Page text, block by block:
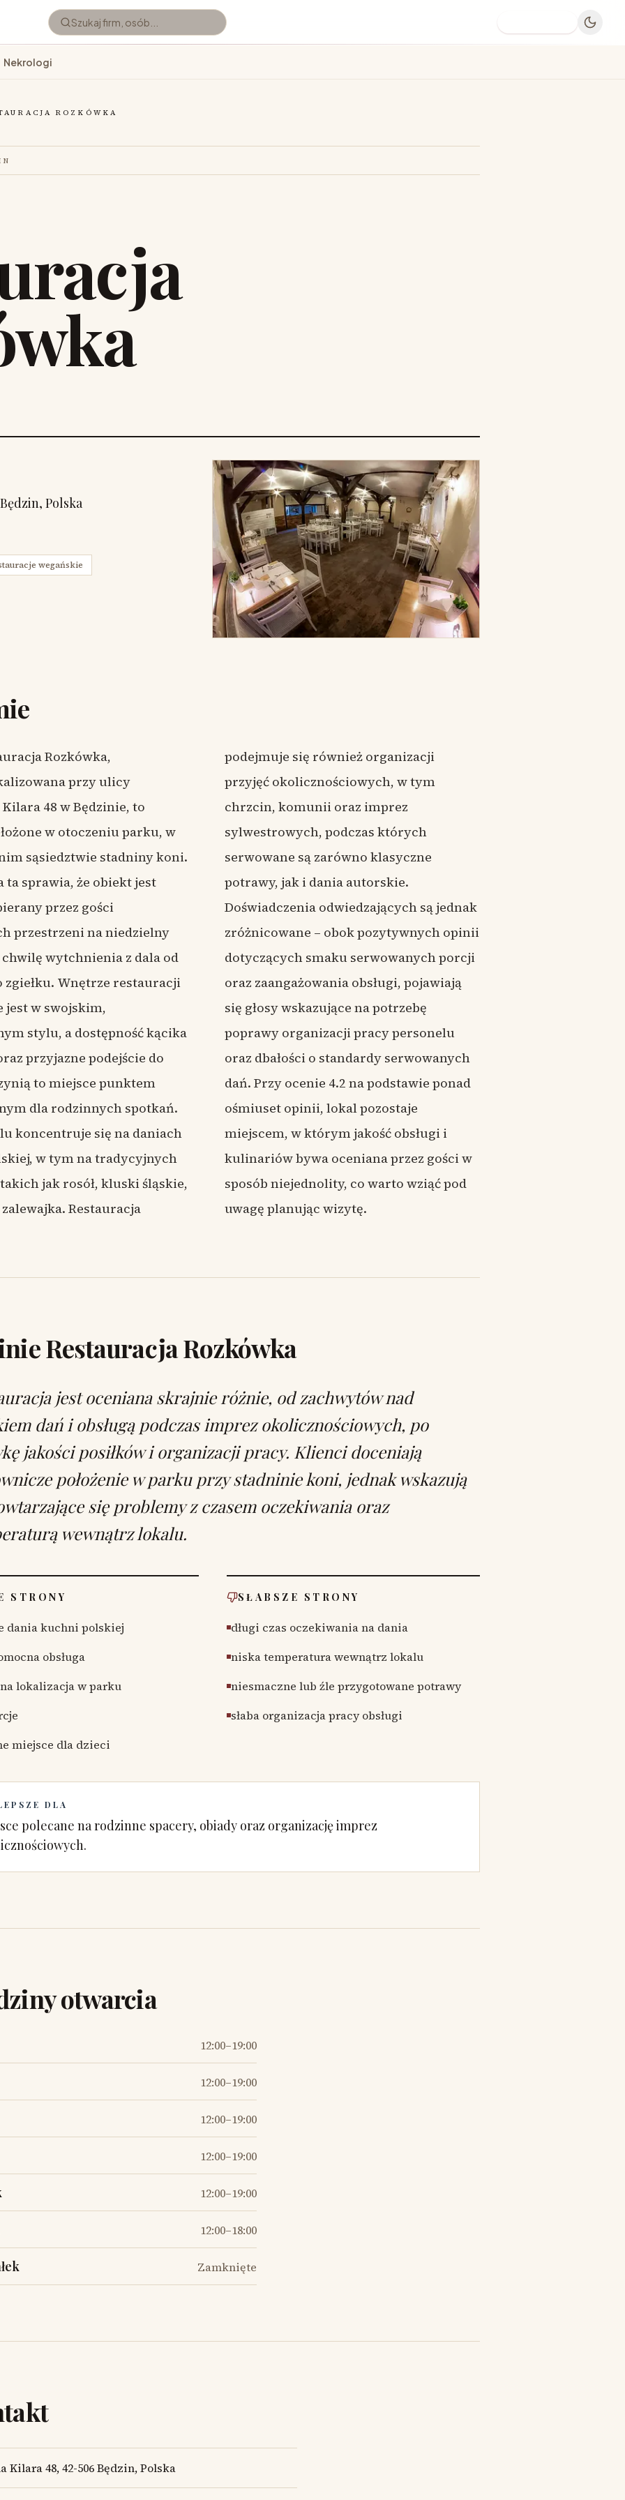
Nekrologi
ROZKÓWKA
Polska
wegańskie
Rozkówka,
przy ulicy
48 w Będzinie, to
w otoczeniu parku, w
sąsiedztwie stadniny koni.
ta sprawia, że obiekt jest
przez gości
przestrzeni na niedzielny
wytchnienia z dala od
zgiełku. Wnętrze restauracji
jest w swojskim,
stylu, a dostępność kącika
przyjazne podejście do
to miejsce punktem
dla rodzinnych spotkań.
koncentruje się na daniach
w tym na tradycyjnych
jak rosół, kluski śląskie,
Restauracja
się również organizacji
okolicznościowych, w tym
oraz imprez
podczas których
są zarówno klasyczne
i dania autorskie.
są jednak
– obok pozytywnych opinii
smaku serwowanych porcji
obsługi, pojawiają
na potrzebę
pracy personelu
o standardy serwowanych
4.2 na podstawie ponad
opinii, lokal pozostaje
w którym jakość obsługi i
oceniana przez gości w
co warto wziąć pod
uwagę planując wizytę.
Restauracja Rozkówka
jest oceniana skrajnie różnie, od zachwytów nad
dań i obsługą podczas imprez okolicznościowych, po
jakości posiłków i organizacji pracy. Klienci doceniają
położenie w parku przy stadninie koni, jednak wskazują
się problemy z czasem oczekiwania oraz
wewnątrz lokalu.
STRONY
dania kuchni polskiej
obsługa
lokalizacja w parku
miejsce dla dzieci
SŁABSZE STRONY
długi czas oczekiwania na dania
niska temperatura wewnątrz lokalu
niesmaczne lub źle przygotowane potrawy
słaba organizacja pracy obsługi
DLA
polecane na rodzinne spacery, obiady oraz organizację imprez
otwarcia
12:00–19:00
12:00–19:00
12:00–19:00
12:00–19:00
12:00–19:00
12:00–18:00
Zamknięte
Kilara 48, 42-506 Będzin, Polska